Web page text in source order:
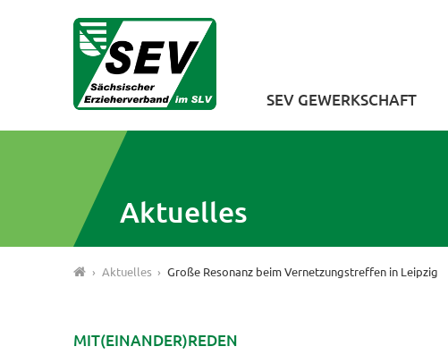
SEV GEWERKSCHAFT
Aktuelles
› Aktuelles › Große Resonanz beim Vernetzungstreffen in Leipzig
MIT(EINANDER)REDEN